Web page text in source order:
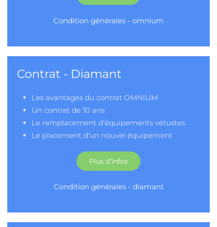
Condition générales - omnium
Contrat - Diamant
Les avantages du contrat OMNIUM
Un contrat de 10 ans
Le remplacement d'équipements vétustes
Le placement d'un nouvel équipement
Plus d'infos
Condition générales - diamant